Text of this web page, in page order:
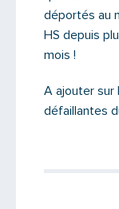
déportés au
HS depuis
mois !
A ajouter sur
défaillantes